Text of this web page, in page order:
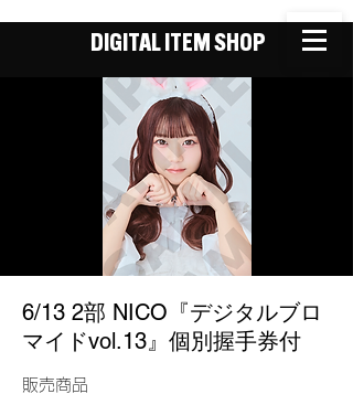
DIGITAL ITEM SHOP
6/13 2部 NICO『デジタルブロ
マイドvol.13』個別握手券付
販売商品